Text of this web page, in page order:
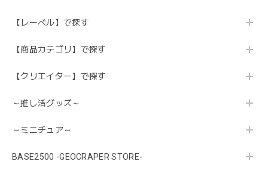
【レーベル】で探す
【商品カテゴリ】で探す
【クリエイター】で探す
～推し活グッズ～
～ミニチュア～
BASE2500 -GEOCRAPER STORE-